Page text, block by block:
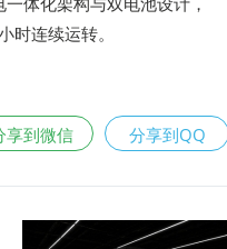
连续运转。
享到微信 分享到QQ